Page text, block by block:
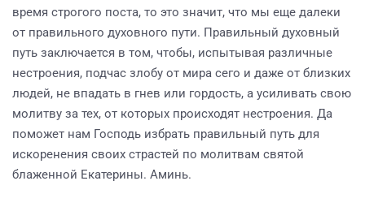
время строгого поста, то это значит, что мы еще далеки
от правильного духовного пути. Правильный духовный
путь заключается в том, чтобы, испытывая различные
нестроения, подчас злобу от мира сего и даже от близких
людей, не впадать в гнев или гордость, а усиливать свою
молитву за тех, от которых происходят нестроения. Да
поможет нам Господь избрать правильный путь для
искоренения своих страстей по молитвам святой
блаженной Екатерины. Аминь.